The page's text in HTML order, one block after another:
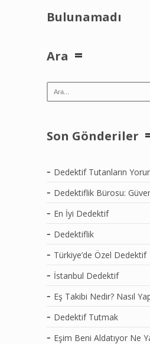
Bulunamadı
Ara
Son Gönderiler
Dedektif Tutanların
Dedektiflik Bürosu:
En İyi Dedektif
Dedektiflik
Türkiye’de Özel Dedektif
İstanbul Dedektif
Eş Takibi Nedir? Nasıl
Dedektif Tutmak
Eşim Beni Aldatıyor Ne